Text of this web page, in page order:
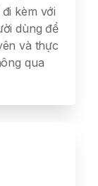
kèm với
dùng để
và thực
qua